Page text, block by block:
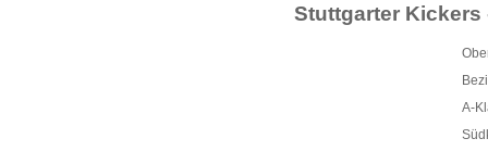
Stuttgarter Kickers
A-